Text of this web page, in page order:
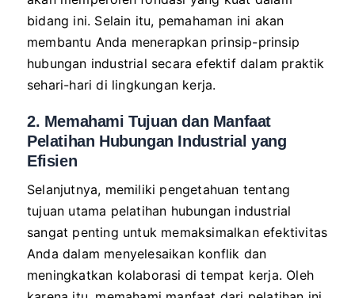
bidang ini. Selain itu, pemahaman ini akan
membantu Anda menerapkan prinsip-prinsip
hubungan industrial secara efektif dalam praktik
sehari-hari di lingkungan kerja.
2. Memahami Tujuan dan Manfaat
Pelatihan Hubungan Industrial yang
Efisien
Selanjutnya, memiliki pengetahuan tentang
tujuan utama pelatihan hubungan industrial
sangat penting untuk memaksimalkan efektivitas
Anda dalam menyelesaikan konflik dan
meningkatkan kolaborasi di tempat kerja. Oleh